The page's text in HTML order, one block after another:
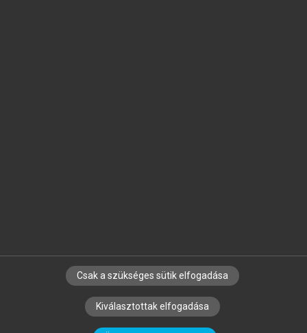
SZERZŐKNEK CÉGEKNEK KÖNYVTÁROSOKNAK
SZERKESZTÉSI ÉS LEKTORÁLÁSI ALAPELVEK
Csak a szükséges sütik elfogadása
Kiválasztottak elfogadása